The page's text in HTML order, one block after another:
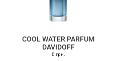
COOL WATER PARFUM
DAVIDOFF
0 грн.